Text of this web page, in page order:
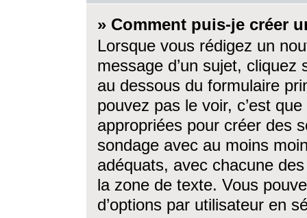
» Comment puis-je créer
Lorsque vous rédigez un
message d’un sujet, cliquez
au dessous du formulaire
pouvez pas le voir, c’est
appropriées pour créer des
sondage avec au moins
adéquats, avec chacune
la zone de texte. Vous
d’options par utilisateur en